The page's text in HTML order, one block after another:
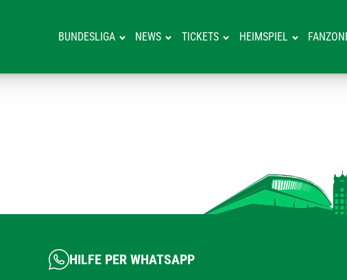
BUNDESLIGA NEWS TICKETS HEIMSPIEL
HILFE PER WHATSAPP